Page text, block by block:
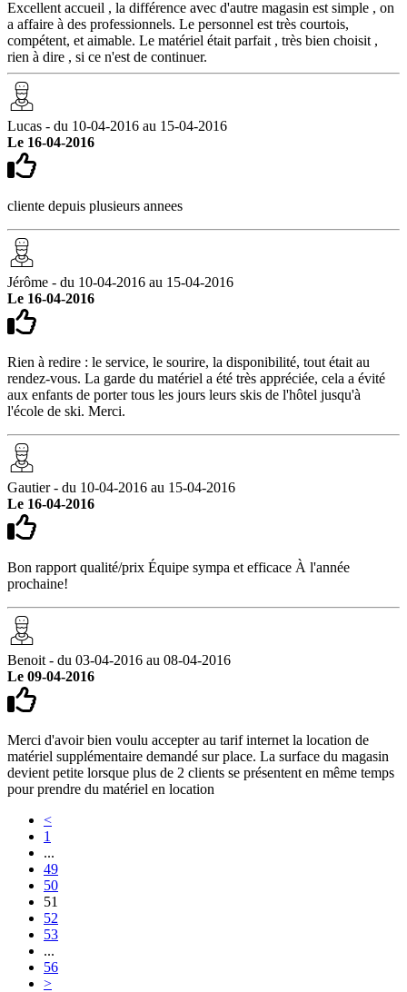
Excellent accueil , la différence avec d'autre magasin est simple , on
a affaire à des professionnels. Le personnel est très courtois,
compétent, et aimable. Le matériel était parfait , très bien choisit ,
rien à dire , si ce n'est de continuer.
Lucas - du 10-04-2016 au 15-04-2016
Le 16-04-2016
cliente depuis plusieurs annees
Jérôme - du 10-04-2016 au 15-04-2016
Le 16-04-2016
Rien à redire : le service, le sourire, la disponibilité, tout était au
rendez-vous. La garde du matériel a été très appréciée, cela a évité
aux enfants de porter tous les jours leurs skis de l'hôtel jusqu'à
l'école de ski. Merci.
Gautier - du 10-04-2016 au 15-04-2016
Le 16-04-2016
Bon rapport qualité/prix Équipe sympa et efficace À l'année
prochaine!
Benoit - du 03-04-2016 au 08-04-2016
Le 09-04-2016
Merci d'avoir bien voulu accepter au tarif internet la location de
matériel supplémentaire demandé sur place. La surface du magasin
devient petite lorsque plus de 2 clients se présentent en même temps
pour prendre du matériel en location
<
1
...
49
50
51
52
53
...
56
>